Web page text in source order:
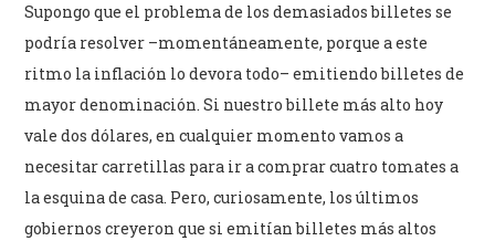
Supongo que el problema de los demasiados billetes se
podría resolver –momentáneamente, porque a este
ritmo la inflación lo devora todo– emitiendo billetes de
mayor denominación. Si nuestro billete más alto hoy
vale dos dólares, en cualquier momento vamos a
necesitar carretillas para ir a comprar cuatro tomates a
la esquina de casa. Pero, curiosamente, los últimos
gobiernos creyeron que si emitían billetes más altos